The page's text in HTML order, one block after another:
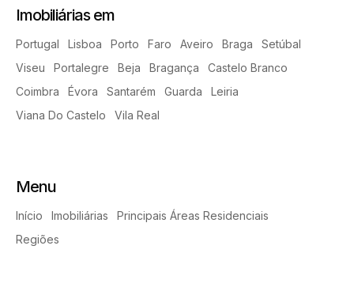
Imobiliárias em
Portugal Lisboa Porto Faro Aveiro Braga
Setúbal
Viseu
Portalegre Beja Bragança
Castelo Branco
Coimbra
Évora Santarém Guarda
Leiria
Viana Do Castelo
Vila Real
Menu
Início Imobiliárias
Principais Áreas Residenciais
Regiões